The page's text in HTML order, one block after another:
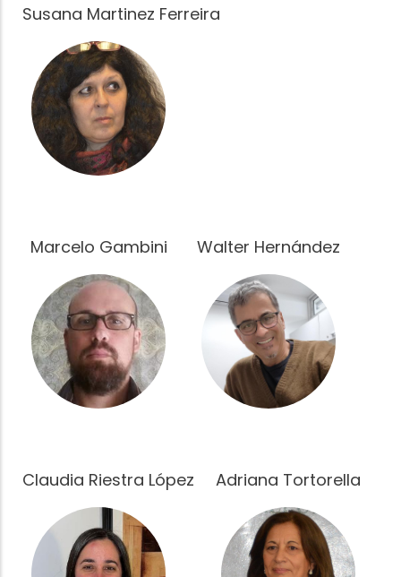
Susana Martinez Ferreira
Fotografía
Marcelo Gambini
Fotografía Walter Hernández
Fotografía
Claudia Riestra López
Fotografía Adriana Tortorella
Fotografía